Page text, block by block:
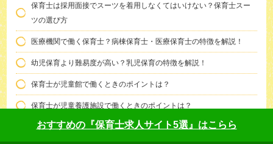
保育士は採用面接でスーツを着用しなくてはいけない？保育士スー
ツの選び方
医療機関で働く保育士？病棟保育士・医療保育士の特徴を解説！
幼児保育より難易度が高い？乳児保育の特徴を解説！
保育士が児童館で働くときのポイントは？
保育士が児童養護施設で働くときのポイントは？
保育士の資格取得に必要な実務経験を積むポイントは？
おすすめの『保育士求人サイト5選』はこらら